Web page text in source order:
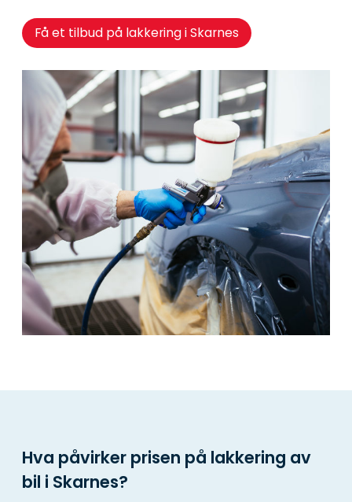
Få et tilbud på lakkering i Skarnes
Hva påvirker prisen på lakkering av
bil i Skarnes?